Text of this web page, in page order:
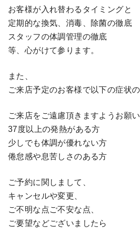
お客様が入れ替わるタイミングと
定期的な換気、消毒、除菌の徹底
スタッフの体調管理の徹底
等、心がけて参ります。
また、
ご来店予定のお客様で以下の症状
ご来店をご遠慮頂きますようお願い
37度以上の発熱がある方
少しでも体調が優れない方
倦怠感や息苦しさのある方
ご予約に関しまして、
キャンセルや変更、
ご不明な点ご不安な点、
ご要望などございましたら